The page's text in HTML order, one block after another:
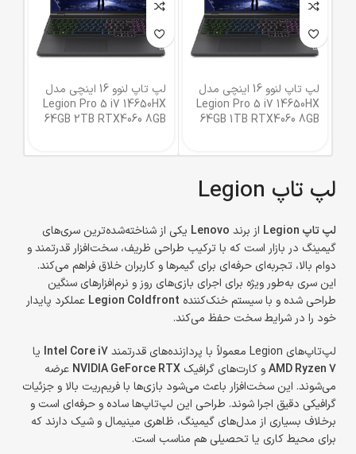
لپ تاپ لنوو 16 اینچی مدل
Legion Pro 5 i7 14650HX
64GB 1TB RTX4060 8GB
لپ تاپ لنوو 16 اینچی مدل
Legion Pro 5 i7 14650HX
64GB 2TB RTX4060 8GB
لپ تاپ Legion
لپ تاپ Legion از برند Lenovo یکی از شناخته‌شده‌ترین سری‌های
گیمینگ در بازار است که با ترکیب طراحی ظریف، سخت‌افزار قدرتمند و
دوام بالا، تجربه‌ای حرفه‌ای برای گیمرها و کاربران خلاق فراهم می‌کند.
این سری به‌طور ویژه برای اجرای بازی‌های روز و نرم‌افزارهای سنگین
طراحی شده و با سیستم خنک‌کننده Legion Coldfront عملکرد پایدار
خود را در شرایط سخت حفظ می‌کند.
لپ‌تاپ‌های Legion معمولاً با پردازنده‌های قدرتمند
Intel Core i7 یا
AMD Ryzen 7و کارت‌های گرافیک NVIDIA GeForce RTX عرضه
می‌شوند. این سخت‌افزار باعث می‌شود بازی‌ها با فریم‌ریت بالا و جزئیات
گرافیکی دقیق اجرا شوند. طراحی این لپ‌تاپ‌ها ساده و حرفه‌ای است و
برخلاف بسیاری از مدل‌های گیمینگ، ظاهری مینیمال و شیک دارند که
برای محیط کاری یا تحصیلی هم مناسب است.